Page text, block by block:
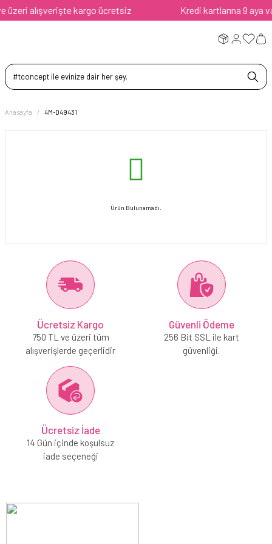
alışverişte kargo ücretsiz Kredi kartlarına 9 aya
Anasayfa 4M-D49431
Ürün Bulunamadı.
Ücretsiz Kargo
750 TL ve üzeri tüm
alışverişlerde geçerlidir
Güvenli Ödeme
256 Bit SSL ile kart
güvenliği.
Ücretsiz İade
14 Gün içinde koşulsuz
iade seçeneği